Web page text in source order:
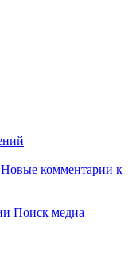
Новые комментарии к
Поиск медиа